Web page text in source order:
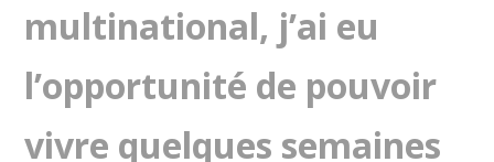
multinational, j’ai eu
l’opportunité de pouvoir
vivre quelques semaines